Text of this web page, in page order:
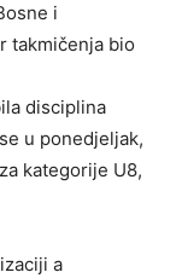
i
takmičenja bio
disciplina
u ponedjeljak,
kategorije U8,
a